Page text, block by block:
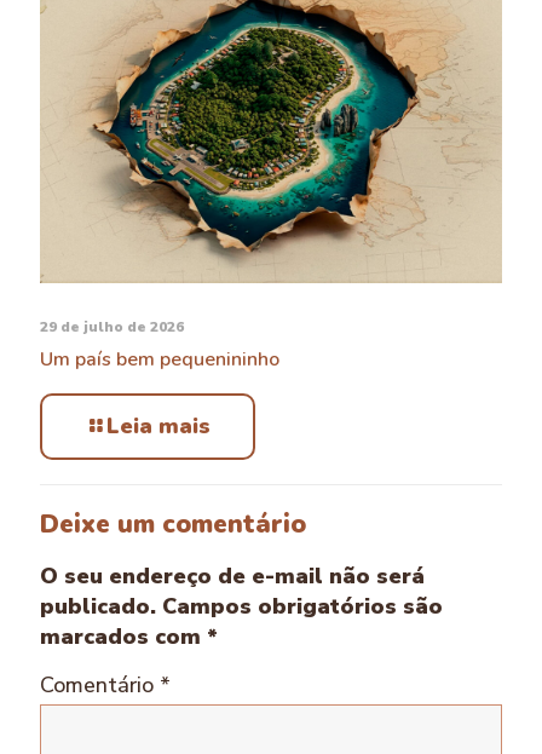
29 de julho de 2026
Um país bem pequenininho
Leia mais
Deixe um comentário
O seu endereço de e-mail não será
publicado. Campos obrigatórios são
marcados com *
Comentário *